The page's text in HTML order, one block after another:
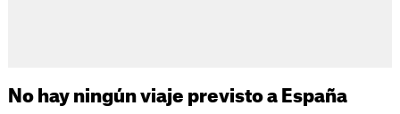
No hay ningún viaje previsto a España